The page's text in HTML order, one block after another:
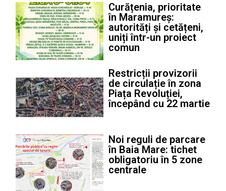
Curățenia, prioritate
în Maramureș:
autorități și cetățeni,
uniți într-un proiect
comun
Restricții provizorii
de circulație în zona
Piața Revoluției,
începând cu 22 martie
Noi reguli de parcare
în Baia Mare: tichet
obligatoriu în 5 zone
centrale